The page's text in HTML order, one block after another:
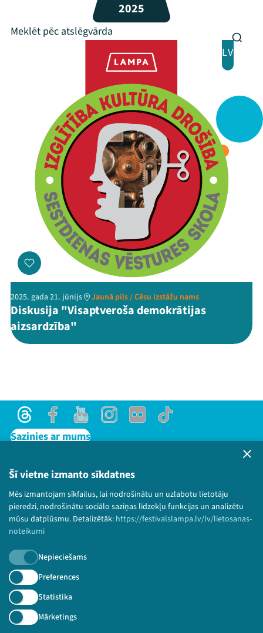
Šī vietne izmanto sīkdatnes
Mēs izmantojam sīkfailus, lai nodrošinātu un uzlabotu lietotāju
pieredzi, nodrošinātu sociālo saziņas līdzekļu funkcijas un analizētu
mūsu datplūsmu. Detalizētāk: https://festivalslampa.lv/lv/lietosanas-
noteikumi
Nepieciešams
Preferences
Statistika
Mārketings
Jaunumi
Ziedo
Veikals
Kontakti
ThreadsFacebookYoutube Instagram
Flick TikTok
2025
LV
2025. gada 21. jūnijs Jaunā pils / Cēsu Izstāžu nams
Diskusija "Visaptveroša demokrātijas
aizsardzība"
ThreadsFacebookYoutubeInstagram
Flick TikTok
Sazinies ar mums
Lietošanas noteikumi un sīkdatņu politika
Bērnu aizsardzības politika
© 2026 Sarunu festivāls LAMPA Visas tiesības
paturētas.
Piesakies jaunumiem!
Nepalaid garām aktuālāko informāciju!